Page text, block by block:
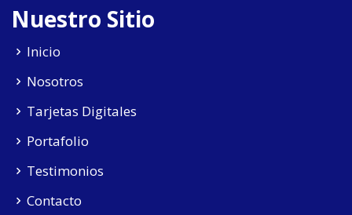
Nuestro Sitio
Inicio
Nosotros
Tarjetas Digitales
Portafolio
Testimonios
Contacto